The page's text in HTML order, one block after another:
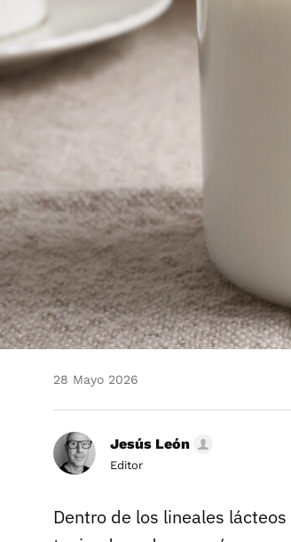
28 Mayo 2026
Jesús León
Editor
Dentro de los lineales